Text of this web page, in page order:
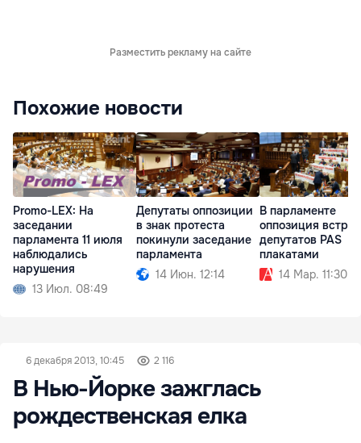
Разместить рекламу на сайте
Похожие новости
Promo-LEX: На
заседании
парламента 11 июля
наблюдались
нарушения
13 Июл. 08:49
Депутаты оппозиции
в знак протеста
покинули заседание
парламента
14 Июн. 12:14
В парламенте
оппозиция
депутатов PAS
плакатами
14 Мар. 11:30
6 декабря 2013, 10:45 2 116
В Нью-Йорке зажглась
рождественская елка